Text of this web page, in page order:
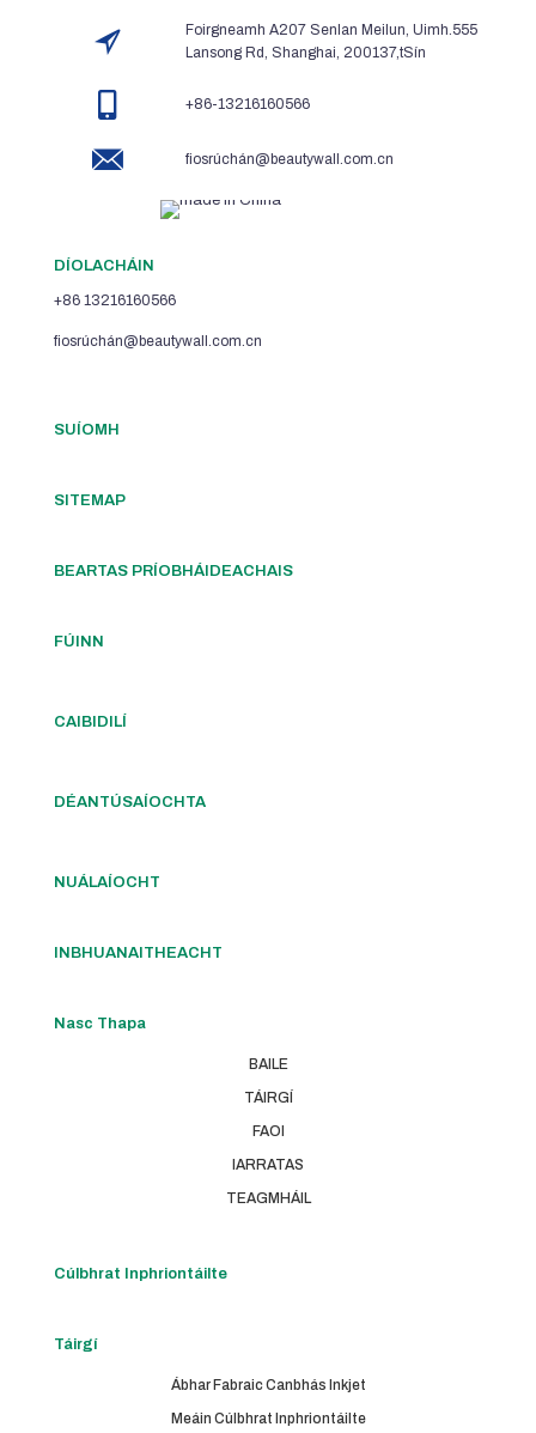
Foirgneamh A207 Senlan Meilun, Uimh.555
Lansong Rd, Shanghai, 200137,tSín
+86-13216160566
fiosrúchán@beautywall.com.cn
DÍOLACHÁIN
+86 13216160566
fiosrúchán@beautywall.com.cn
SUÍOMH
SITEMAP
BEARTAS PRÍOBHÁIDEACHAIS
FÚINN
CAIBIDILÍ
DÉANTÚSAÍOCHTA
NUÁLAÍOCHT
INBHUANAITHEACHT
Nasc Thapa
BAILE
TÁIRGÍ
FAOI
IARRATAS
TEAGMHÁIL
Cúlbhrat Inphriontáilte
Táirgí
Ábhar Fabraic Canbhás Inkjet
Meáin Cúlbhrat Inphriontáilte